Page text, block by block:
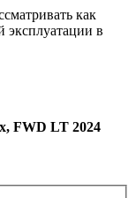
как
эксплуатации в
FWD LT 2024